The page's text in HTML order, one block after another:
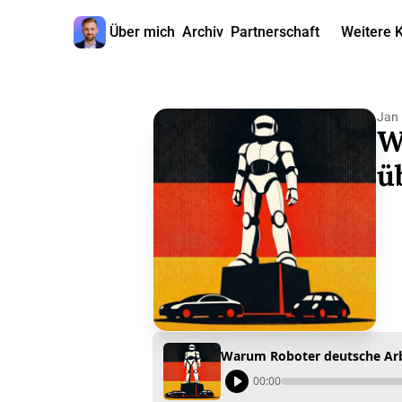
Über mich Archiv Partnerschaft Weitere
Jan
Warum Roboter deutsche
00:00